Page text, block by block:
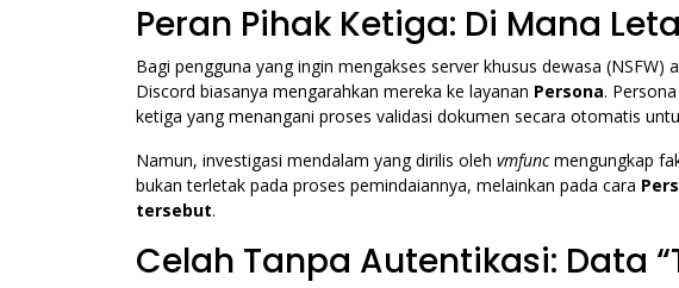
Peran Pihak Ketiga: Di Mana
Bagi pengguna yang ingin mengakses server khusus dewasa
Discord biasanya mengarahkan mereka ke layanan Persona.
ketiga yang menangani proses validasi dokumen secara otomatis
Namun, investigasi mendalam yang dirilis oleh vmfuncmengungkap
bukan terletak pada proses pemindaiannya, melainkan pada cara
tersebut.
Celah Tanpa Autentikasi: Data